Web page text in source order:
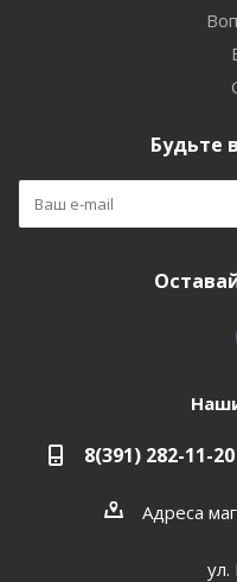
Будьте
8(391) 282-11-20
Адреса
ул.